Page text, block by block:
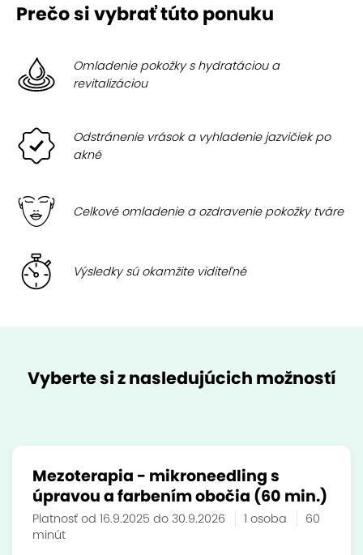
Prečo si vybrať túto ponuku
Omladenie pokožky s hydratáciou a
revitalizáciou
Odstránenie vrások a vyhladenie jazvičiek po
akné
Celkové omladenie a ozdravenie pokožky tváre
Výsledky sú okamžite viditeľné
Vyberte si z nasledujúcich možností
Mezoterapia - mikroneedling s
úpravou a farbením obočia (60 min.)
Platnosť od 16.9.2025 do 30.9.2026 1 osoba
60
minút